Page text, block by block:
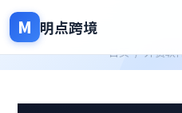
M 明点跨境
首页 / 外贸软